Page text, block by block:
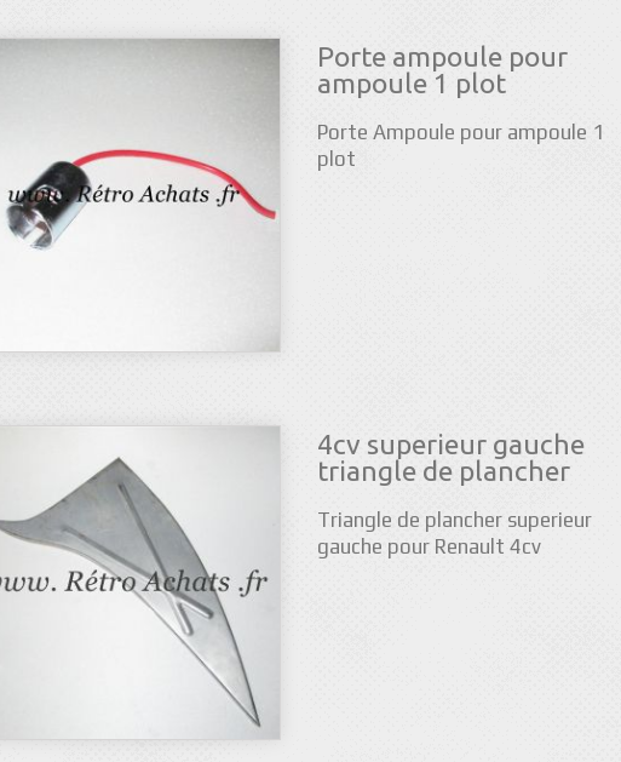
Porte ampoule pour
ampoule 1 plot
Porte Ampoule pour ampoule 1
plot
4cv superieur gauche
triangle de plancher
Triangle de plancher superieur
gauche pour Renault 4cv